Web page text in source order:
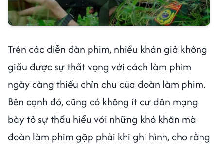
Trên các diễn đàn phim, nhiều khán giả không
giấu được sự thất vọng với cách làm phim
ngày càng thiếu chỉn chu của đoàn làm phim.
Bên cạnh đó, cũng có không ít cư dân mạng
bày tỏ sự thấu hiểu với những khó khăn mà
đoàn làm phim gặp phải khi ghi hình, cho rằng